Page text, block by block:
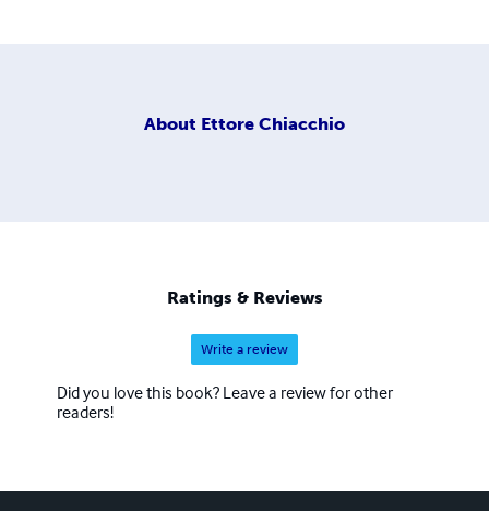
About Ettore Chiacchio
Ratings & Reviews
Write a review
Did you love this book? Leave a review for other
readers!